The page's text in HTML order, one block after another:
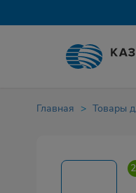
Главная Товары